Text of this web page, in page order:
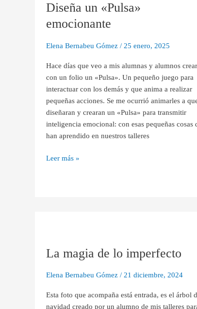
Diseña un «Pulsa»
emocionante
Elena Bernabeu Gómez / 25 enero, 2025
Hace días que veo a mis alumnas y alumnos crear
con un folio un «Pulsa». Un pequeño juego para
interactuar con los demás y que anima a realizar
pequeñas acciones. Se me ocurrió animarles a
diseñaran y crearan un «Pulsa» para transmitir
inteligencia emocional: con esas pequeñas cosas
han aprendido en nuestros talleres
«Pulsa»
emocionante
Leer más »
La magia de lo imperfecto
Elena Bernabeu Gómez / 21 diciembre, 2024
Esta foto que acompaña está entrada, es el árbol
navidad creado por un alumno de mis talleres
de
imperfecto